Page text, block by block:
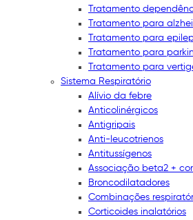
Tratamento
Tratamento para
Tratamento para
Tratamento para
Tratamento para
Sistema Respiratório
Alívio da febre
Anticolinérgicos
Antigripais
Anti-leucotrienos
Antitussígenos
Associação beta2 +
Broncodilatadores
Combinações
Corticoides inalatórios